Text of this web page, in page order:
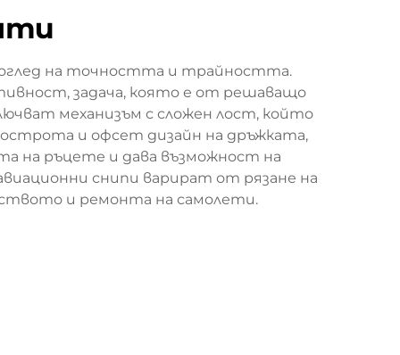
на точността и трайността.
задача, която е от решаващо
механизъм с сложен лост, който
и офсет дизайн на дръжката,
на ръцете и дава възможност на
снипи варират от рязане на
и ремонта на самолети.